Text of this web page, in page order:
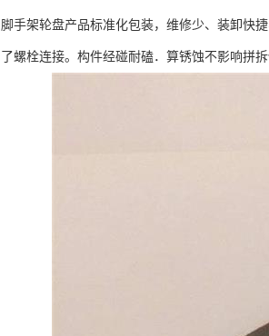
脚手架轮盘产品标准化包装，维修少、装卸快
了螺栓连接。构件经碰耐磕．算锈蚀不影响拼拆